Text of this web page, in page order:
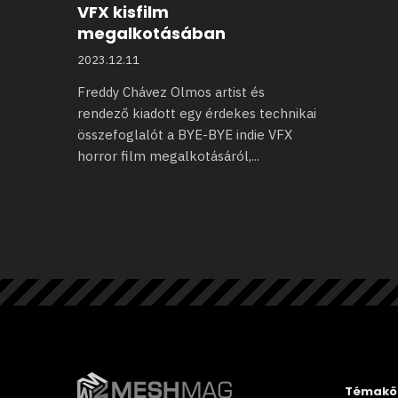
VFX kisfilm
megalkotásában
2023.12.11
Freddy Chávez Olmos artist és
rendező kiadott egy érdekes technikai
összefoglalót a BYE-BYE indie VFX
horror film megalkotásáról,...